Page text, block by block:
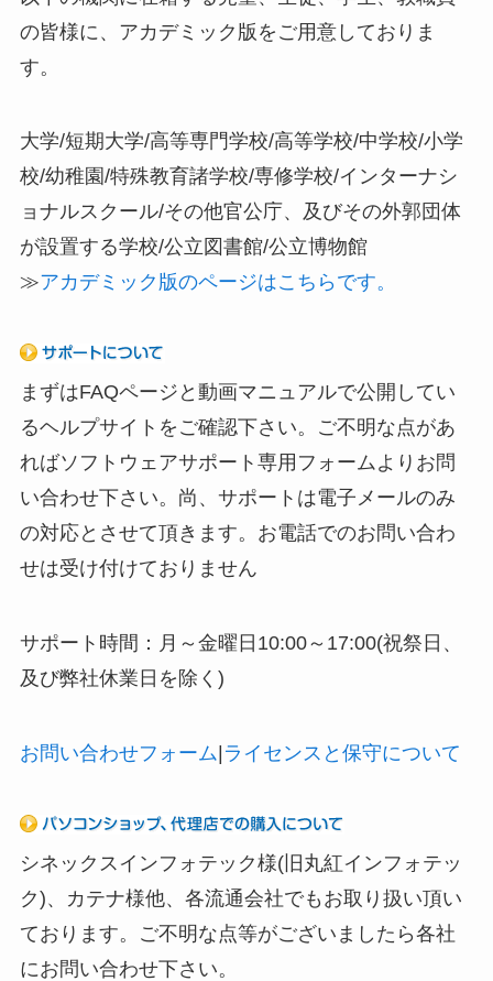
の皆様に、アカデミック版をご用意しておりま
す。
大学/短期大学/高等専門学校/高等学校/中学校/小学
校/幼稚園/特殊教育諸学校/専修学校/インターナシ
ョナルスクール/その他官公庁、及びその外郭団体
が設置する学校/公立図書館/公立博物館
≫アカデミック版のページはこちらです。
まずはFAQページと動画マニュアルで公開してい
るヘルプサイトをご確認下さい。ご不明な点があ
ればソフトウェアサポート専用フォームよりお問
い合わせ下さい。尚、サポートは電子メールのみ
の対応とさせて頂きます。お電話でのお問い合わ
せは受け付けておりません
サポート時間：月～金曜日10:00～17:00(祝祭日、
及び弊社休業日を除く)
お問い合わせフォーム| ライセンスと保守について
シネックスインフォテック様(旧丸紅インフォテッ
ク)、カテナ様他、各流通会社でもお取り扱い頂い
ております。ご不明な点等がございましたら各社
にお問い合わせ下さい。